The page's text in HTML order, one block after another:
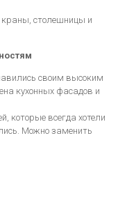
столешницы и
своим высоким
кухонных фасадов и
которые всегда хотели
Можно заменить